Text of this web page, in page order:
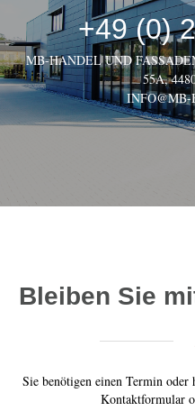
+49 (0)
MB-HANDEL UND
55A,
INFO@MB-
Bleiben Sie
Sie benötigen einen Termin oder
Kontaktformular